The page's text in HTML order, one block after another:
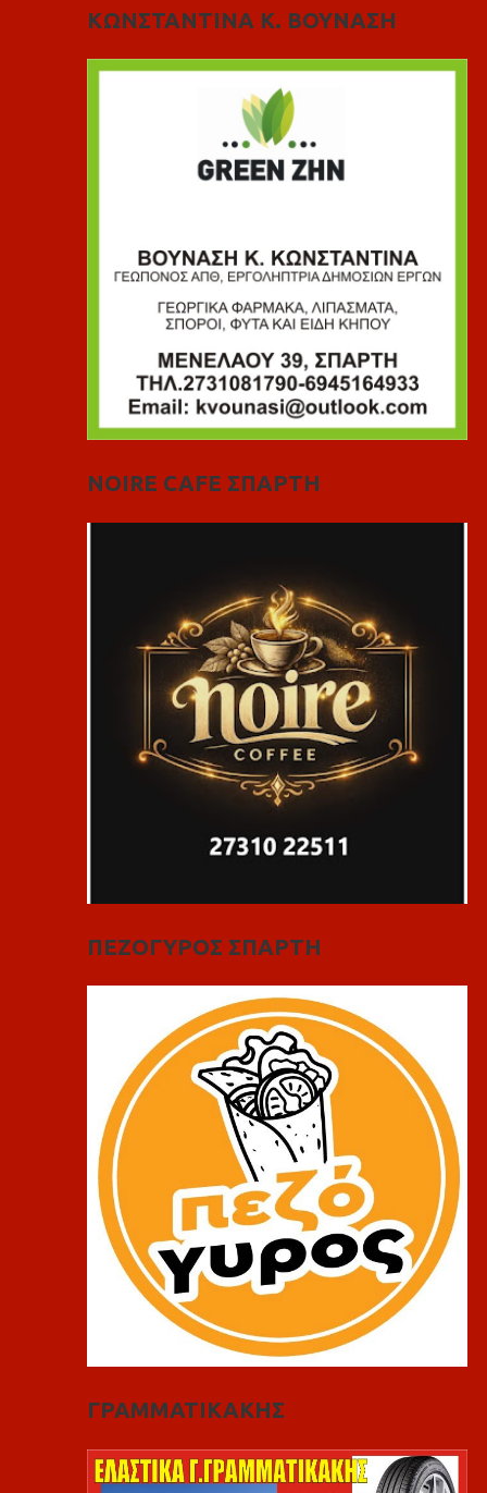
ΚΩΝΣΤΑΝΤΙΝΑ Κ. ΒΟΥΝΑΣΗ
NOIRE CAFE ΣΠΑΡΤΗ
ΠΕΖΟΓΥΡΟΣ ΣΠΑΡΤΗ
ΓΡΑΜΜΑΤΙΚΑΚΗΣ